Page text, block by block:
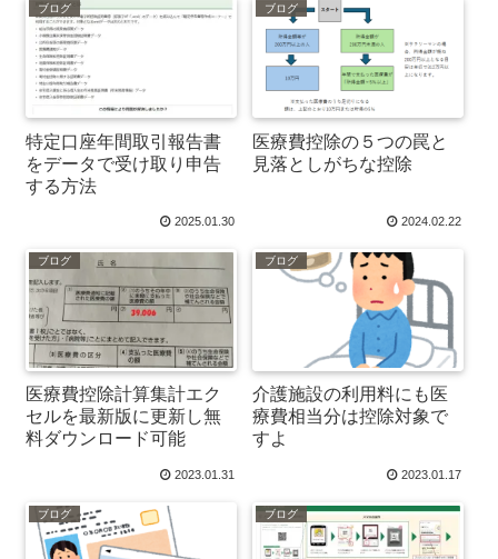
ブログ
特定口座年間取引報告書
をデータで受け取り申告
する方法
2025.01.30
ブログ
医療費控除の５つの罠と
見落としがちな控除
2024.02.22
ブログ
医療費控除計算集計エク
セルを最新版に更新し無
料ダウンロード可能
2023.01.31
ブログ
介護施設の利用料にも医
療費相当分は控除対象で
すよ
2023.01.17
ブログ ブログ